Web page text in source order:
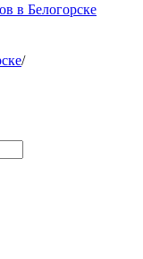
в Белогорске
/